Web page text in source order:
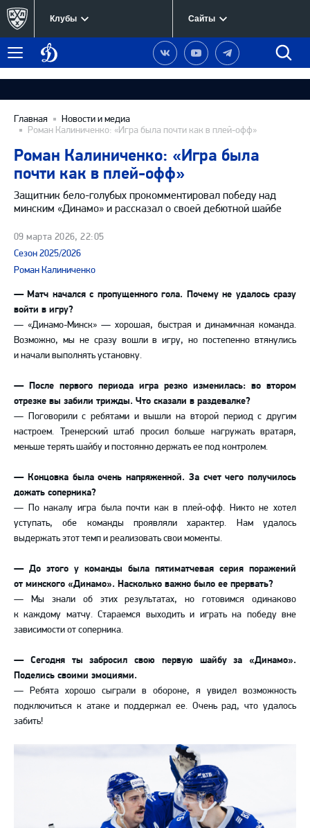
Клубы Сайты
Меню
Динамо
Москва
Наша
группа
Вконтакте
Наш
канал
YouTube
Наш
канал
Telegram
Главная
Новости и медиа
Роман Калиниченко: «Игра была почти как в плей-офф»
Роман Калиниченко: «Игра была
почти как в плей-офф»
Защитник бело-голубых прокомментировал победу над
минским «Динамо» и рассказал о своей дебютной шайбе
09 марта 2026, 22:05
Сезон 2025/2026
Роман Калиниченко
— Матч начался с пропущенного гола. Почему не удалось сразу
войти в игру?
— «Динамо-Минск» — хорошая, быстрая и динамичная команда.
Возможно, мы не сразу вошли в игру, но постепенно втянулись
и начали выполнять установку.
— После первого периода игра резко изменилась: во втором
отрезке вы забили трижды. Что сказали в раздевалке?
— Поговорили с ребятами и вышли на второй период с другим
настроем. Тренерский штаб просил больше нагружать вратаря,
меньше терять шайбу и постоянно держать ее под контролем.
— Концовка была очень напряженной. За счет чего получилось
дожать соперника?
— По накалу игра была почти как в плей-офф. Никто не хотел
уступать, обе команды проявляли характер. Нам удалось
выдержать этот темп и реализовать свои моменты.
— До этого у команды была пятиматчевая серия поражений
от минского «Динамо». Насколько важно было ее прервать?
— Мы знали об этих результатах, но готовимся одинаково
к каждому матчу. Стараемся выходить и играть на победу вне
зависимости от соперника.
— Сегодня ты забросил свою первую шайбу за «Динамо».
Поделись своими эмоциями.
— Ребята хорошо сыграли в обороне, я увидел возможность
подключиться к атаке и поддержал ее. Очень рад, что удалось
забить!